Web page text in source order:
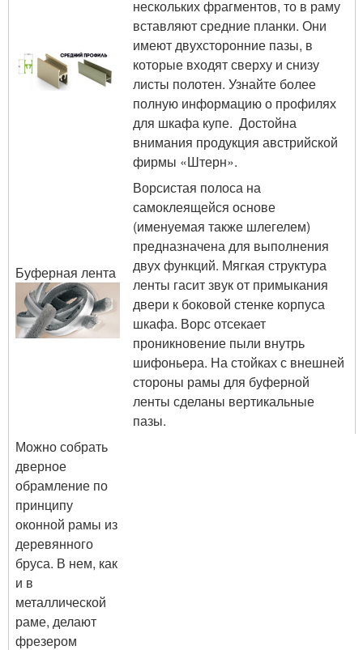
нескольких фрагментов, то в раму
вставляют средние планки. Они
имеют двухсторонние пазы, в
которые входят сверху и снизу
листы полотен. Узнайте более
полную информацию о профилях
для шкафа купе. Достойна
внимания продукция австрийской
фирмы «Штерн».
Буферная лента
Ворсистая полоса на
самоклеящейся основе
(именуемая также шлегелем)
предназначена для выполнения
двух функций. Мягкая структура
ленты гасит звук от примыкания
двери к боковой стенке корпуса
шкафа. Ворс отсекает
проникновение пыли внутрь
шифоньера. На стойках с внешней
стороны рамы для буферной
ленты сделаны вертикальные
пазы.
Можно собрать
дверное
обрамление по
принципу
оконной рамы из
деревянного
бруса. В нем, как
и в
металлической
раме, делают
фрезером